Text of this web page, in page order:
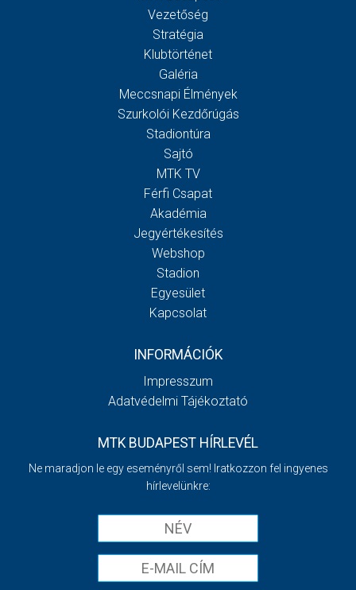
Vezetőség
Stratégia
Klubtörténet
Galéria
Meccsnapi Élmények
Szurkolói Kezdőrúgás
Stadiontúra
Sajtó
MTK TV
Férfi Csapat
Akadémia
Jegyértékesítés
Webshop
Stadion
Egyesület
Kapcsolat
INFORMÁCIÓK
Impresszum
Adatvédelmi Tájékoztató
MTK BUDAPEST HÍRLEVÉL
Ne maradjon le egy eseményről sem! Iratkozzon fel ingyenes
hírlevelünkre: